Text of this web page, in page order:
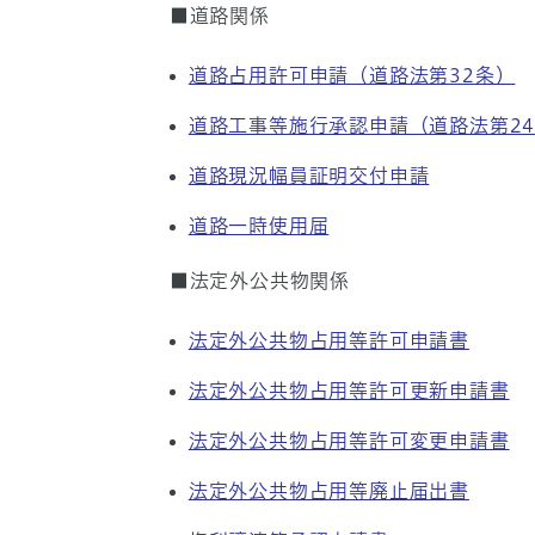
■道路関係
道路占用許可申請（道路法第32条）
道路工事等施行承認申請（道路法第
道路現況幅員証明交付申請
道路一時使用届
■法定外公共物関係
法定外公共物占用等許可申請書
法定外公共物占用等許可更新申請書
法定外公共物占用等許可変更申請書
法定外公共物占用等廃止届出書